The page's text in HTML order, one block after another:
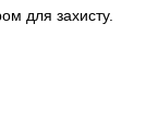
для захисту.